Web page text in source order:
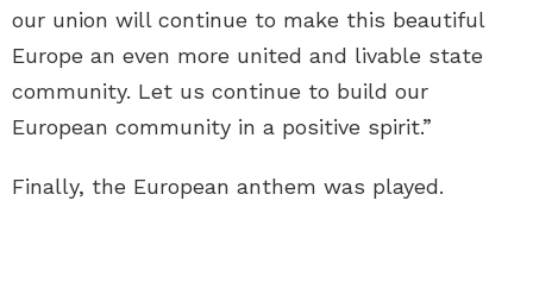
our union will continue to make this beautiful
Europe an even more united and livable state
community. Let us continue to build our
European community in a positive spirit.”
Finally, the European anthem was played.